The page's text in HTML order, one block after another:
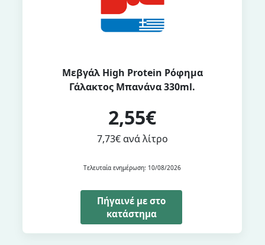
Μεβγάλ High Protein Ρόφημα
Γάλακτος Μπανάνα 330ml.
2,55€
7,73€ ανά λίτρο
Τελευταία ενημέρωση: 10/08/2026
Πήγαινέ με στο
κατάστημα